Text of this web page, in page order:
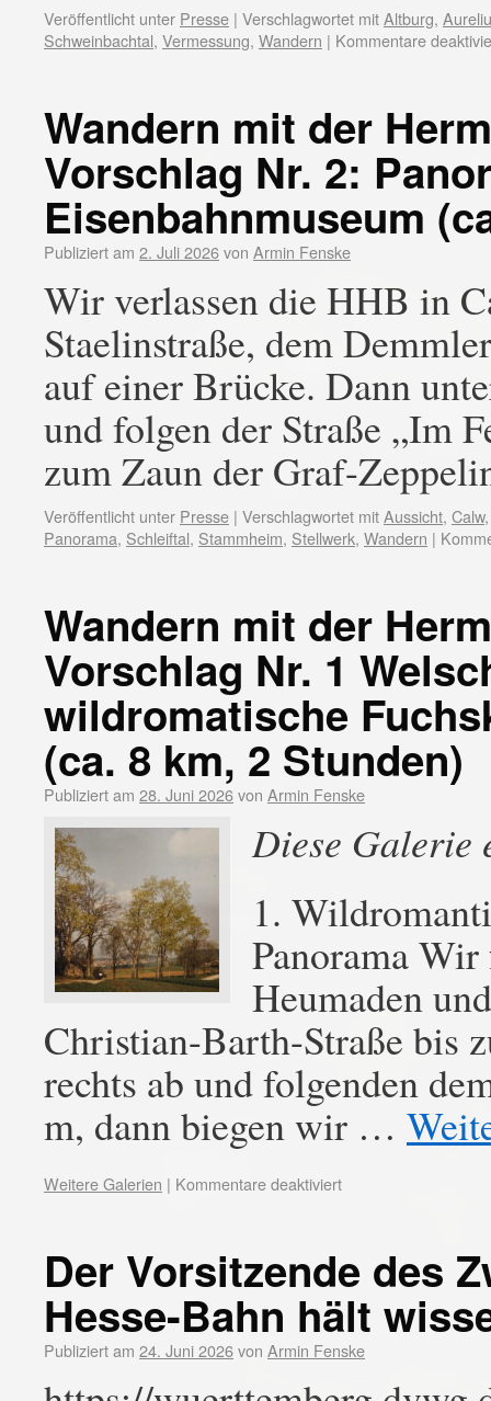
Veröffentlicht unter Presse | Verschlagwortet mitAltburg,
Schweinbachtal, Vermessung, Wandern | Kommentare
Wandern mit der
Vorschlag Nr. 2:
Eisenbahnmuseum
Publiziert am 2. Juli 2026von Armin Fenske
Wir verlassen die HHB in
Staelinstraße, dem
auf einer Brücke. Dann
und folgen der Straße „Im
zum Zaun der Graf-
Veröffentlicht unter Presse | Verschlagwortet mitAussicht, Calw
Panorama, Schleiftal, Stammheim, Stellwerk, Wandern |
Wandern mit der
Vorschlag Nr. 1
wildromatische
(ca. 8 km, 2 Stunden)
Publiziert am 28. Juni 2026von Armin Fenske
Diese
1.
Panorama
Heumaden
Christian-Barth-Straße bis
rechts ab und folgenden
m, dann biegen wir …
Weitere Galerien | Kommentare deaktiviert
Der Vorsitzende des
Hesse-Bahn hält
Publiziert am 24. Juni 2026von Armin Fenske